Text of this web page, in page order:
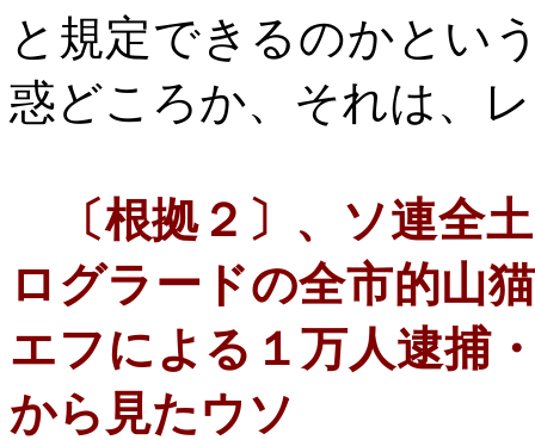
と規定できるのかとい
惑どころか、それは、
〔根拠２〕、ソ連全
ログラードの全市的山
エフによる１万人逮捕
から見たウソ